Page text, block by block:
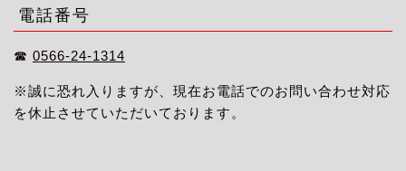
電話番号
☎︎ 0566-24-1314
※誠に恐れ入りますが、現在お電話でのお問い合わせ対応
を休止させていただいております。